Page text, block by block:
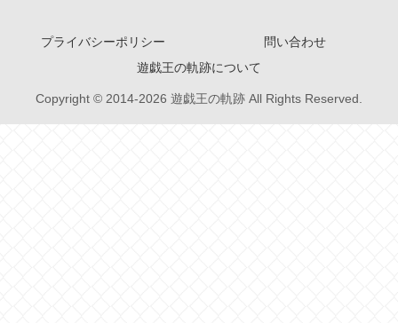
プライバシーポリシー
問い合わせ
遊戯王の軌跡について
Copyright © 2014-2026 遊戯王の軌跡 All Rights Reserved.